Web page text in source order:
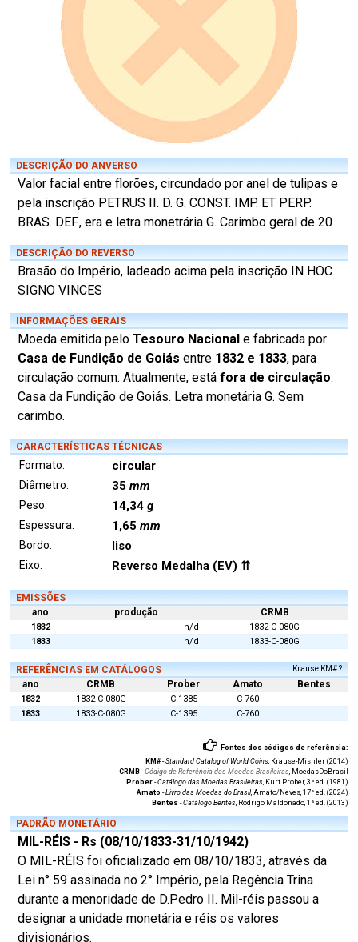
DESCRIÇÃO DO ANVERSO
Valor facial entre florões, circundado por anel de tulipas e
pela inscrição PETRUS II. D. G. CONST. IMP. ET PERP.
BRAS. DEF., era e letra monetrária G. Carimbo geral de 20
DESCRIÇÃO DO REVERSO
Brasão do Império, ladeado acima pela inscrição IN HOC
SIGNO VINCES
INFORMAÇÕES GERAIS
Moeda emitida pelo Tesouro Nacional e fabricada por
Casa de Fundição de Goiás entre 1832 e 1833, para
circulação comum. Atualmente, está fora de circulação.
Casa da Fundição de Goiás. Letra monetária G. Sem
carimbo.
CARACTERÍSTICAS TÉCNICAS
Formato: circular
Diâmetro: 35 mm
Peso: 14,34 g
Espessura: 1,65 mm
Bordo: liso
Eixo: Reverso Medalha (EV) ⇈
EMISSÕES
ano
produção CRMB
1832 n/d
1832-C-080G
1833
n/d 1833-C-080G
REFERÊNCIAS EM CATÁLOGOS Krause KM# ?
ano CRMB Prober Amato Bentes
1832 1832-C-080G C-1385
C-760
1833
1833-C-080G C-1395 C-760
Fontes dos códigos de referência:
KM#-Standard Catalog of World Coins, Krause-Mishler (2014)
CRMB -Código de Referência das Moedas Brasileiras, MoedasDoBrasil
Prober -Catálogo das Moedas Brasileiras, Kurt Prober, 3ª ed. (1981)
Amato -Livro das Moedas do Brasil, Amato/Neves, 17ª ed. (2024)
Bentes -Catálogo Bentes, Rodrigo Maldonado, 1ª ed. (2013)
PADRÃO MONETÁRIO
MIL-RÉIS - Rs (08/10/1833-31/10/1942)
O MIL-RÉIS foi oficializado em 08/10/1833, através da
Lei n° 59 assinada no 2° Império, pela Regência Trina
durante a menoridade de D.Pedro II. Mil-réis passou a
designar a unidade monetária e réis os valores
divisionários.